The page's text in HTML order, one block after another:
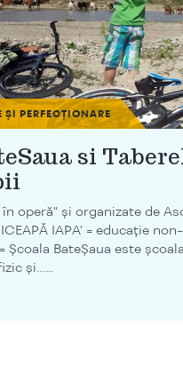
PERFECȚIONARE
si
operă” și organizate de
IAPA’ = educație
BateȘaua este școala
și…...